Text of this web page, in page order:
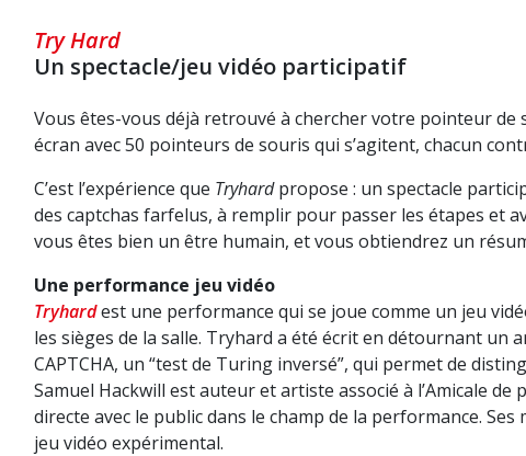
Try Hard
Un spectacle/jeu vidéo participatif
Vous êtes-vous déjà retrouvé à chercher votre pointeur
écran avec 50 pointeurs de souris qui s’agitent, chacun
C’est l’expérience que Tryhardpropose : un spectacle
des captchas farfelus, à remplir pour passer les étapes et
vous êtes bien un être humain, et vous obtiendrez un
Une performance jeu vidéo
Tryhardest une performance qui se joue comme un jeu
les sièges de la salle. Tryhard a été écrit en détournant un
CAPTCHA, un “test de Turing inversé”, qui permet de
Samuel Hackwill est auteur et artiste associé à l’Amicale
directe avec le public dans le champ de la performance.
jeu vidéo expérimental.